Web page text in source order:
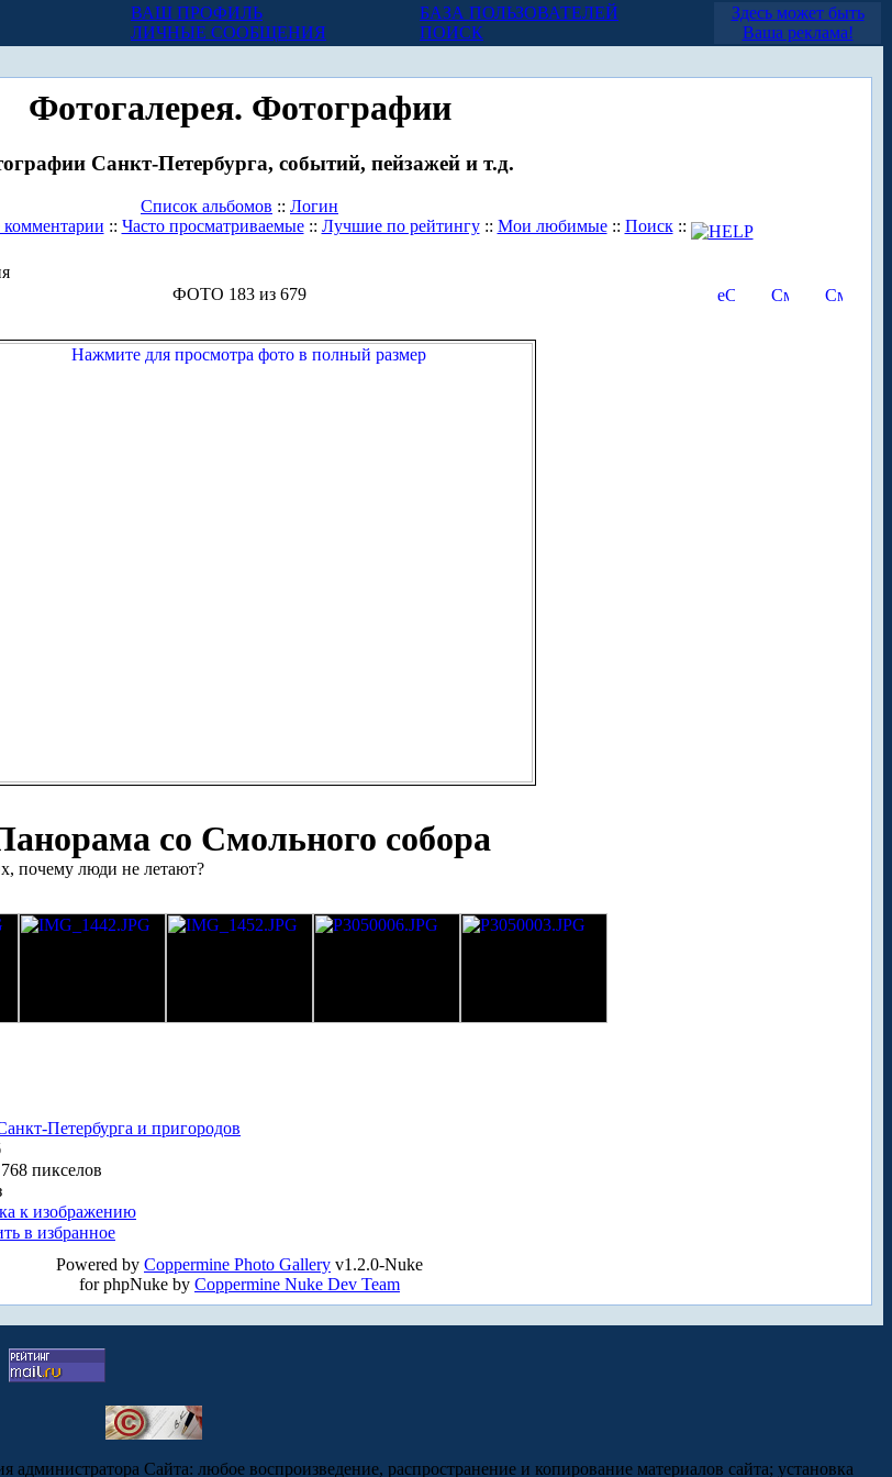
ВАШ ПРОФИЛЬ
ЛИЧНЫЕ СООБЩЕНИЯ
БАЗА ПОЛЬЗОВАТЕЛЕЙ
ПОИСК
Здесь может быть
Ваша реклама!
Фотогалерея. Фотографии
Санкт-Петербурга, событий, пейзажей и т.д.
Список альбомов :: Логин
:: Часто просматриваемые:: Лучшие по рейтингу:: Мои любимые:: Поиск::
ФОТО 183 из 679
со Смольного собора
почему люди не летают?
Петербурга и пригородов
пикселов
к изображению
в избранное
Powered by Coppermine Photo Gallery v1.2.0-Nuke
for phpNuke by Coppermine Nuke Dev Team
Сайта: любое воспроизведение, распространение и копирование материалов сайта; установка